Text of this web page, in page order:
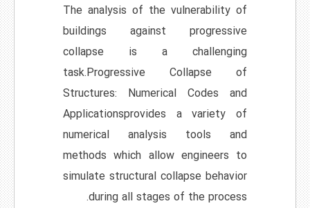
The analysis of the vulnerability of
buildings against progressive
collapse is a challenging
task.Progressive Collapse of
Structures: Numerical Codes and
Applicationsprovides a variety of
numerical analysis tools and
methods which allow engineers to
simulate structural collapse behavior
during all stages of the process.